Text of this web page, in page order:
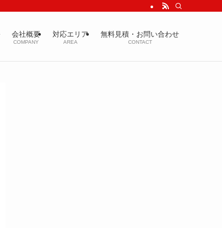
質をご提供し、美しいお住まいと豊かな暮らしをお守りいたします！
会社概要
COMPANY
対応エリア
AREA
無料見積・お問い合わせ
CONTACT